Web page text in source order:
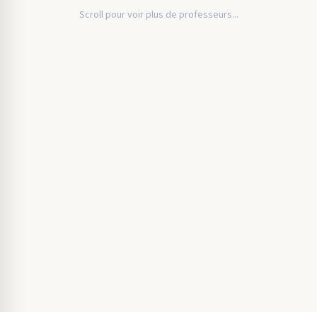
Scroll pour voir plus de professeurs...